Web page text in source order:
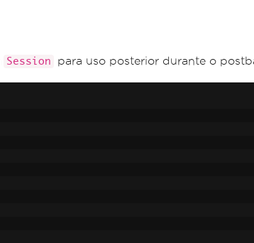
Session para uso posterior durante o